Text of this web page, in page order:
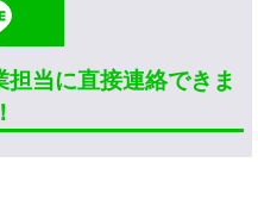
当に直接連絡できま